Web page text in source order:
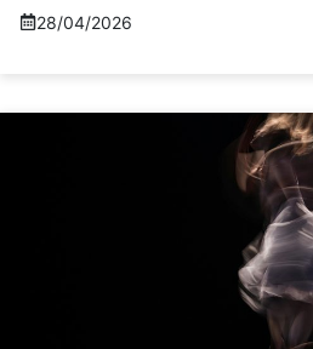
28/04/2026